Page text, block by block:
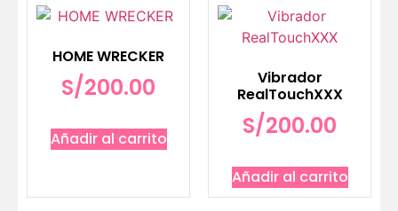
HOME WRECKER
S/200.00
Añadir al carrito
Vibrador
RealTouchXXX
S/200.00
Añadir al carrito